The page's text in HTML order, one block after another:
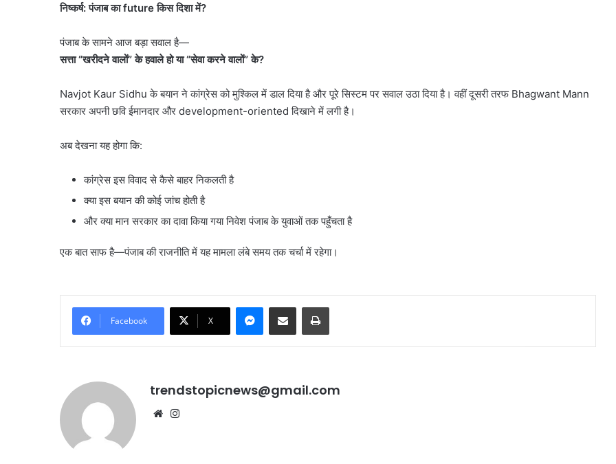
निष्कर्ष: पंजाब काfutureकिस दिशा में?
पंजाब के सामने आज बड़ा सवाल है—
सत्ता“खरीदने वालों”के हवाले हो या“सेवा करने वालों”के?
Navjot Kaur Sidhu के बयान ने कांग्रेस को मुश्किल में डाल दिया है और पूरे सिस्टम पर सवाल उठा दिया है। वहीं दूसरी तरफ Bhagwant Mann
सरकार अपनी छवि ईमानदार और development-oriented दिखाने में लगी है।
अब देखना यह होगा कि:
कांग्रेस इस विवाद से कैसे बाहर निकलती है
क्या इस बयान की कोई जांच होती है
और क्या मान सरकार का दावा किया गया निवेश पंजाब के युवाओं तक पहुँचता है
एक बात साफ है—पंजाब की राजनीति में यह मामला लंबे समय तक चर्चा में रहेगा।
Facebook X
Messenger
Share via Email Print
trendstopicnews@gmail.com
Website